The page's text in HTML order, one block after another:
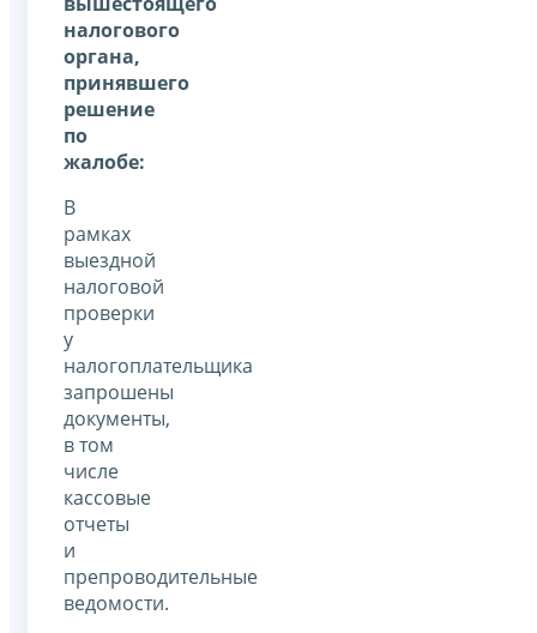
налогового
органа,
принявшего
решение
по
жалобе:
В
рамках
выездной
налоговой
проверки
у
налогоплательщика
запрошены
документы,
в том
числе
кассовые
отчеты
и
препроводительные
ведомости.